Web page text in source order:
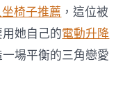
椅子推薦 ，這位被
她自己的電動升降
場平衡的三角戀愛